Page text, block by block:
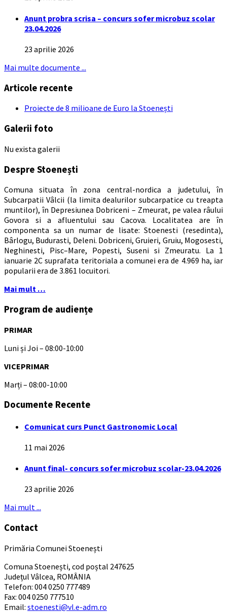
Anunt probra scrisa – concurs sofer microbuz scolar
23.04.2026
23 aprilie 2026
Mai multe documente ...
Articole recente
Proiecte de 8 milioane de Euro la Stoenești
Galerii foto
Nu exista galerii
Despre Stoenești
Comuna situata în zona central-nordica a judetului, în
Subcarpatii Vâlcii (la limita dealurilor subcarpatice cu treapta
muntilor), în Depresiunea Dobriceni – Zmeurat, pe valea râului
Govora si a afluentului sau Cacova. Localitatea are în
componenta sa un numar de lisate: Stoenesti (resedinta),
Bârlogu, Budurasti, Deleni. Dobriceni, Gruieri, Gruiu, Mogosesti,
Neghinesti, Pisc–Mare, Popesti, Suseni si Zmeuratu. La 1
ianuarie 2C suprafata teritoriala a comunei era de 4.969 ha, iar
popularii era de 3.861 locuitori.
Mai mult …
Program de audiențe
PRIMAR
Luni și Joi – 08:00-10:00
VICEPRIMAR
Marți – 08:00-10:00
Documente Recente
Comunicat curs Punct Gastronomic Local
11 mai 2026
Anunt final- concurs sofer microbuz scolar-23.04.2026
23 aprilie 2026
Mai mult ...
Contact
Primăria Comunei Stoenești
Comuna Stoenești, cod poștal 247625
Județul Vâlcea, ROMÂNIA
Telefon: 004 0250 777489
Fax: 004 0250 777510
Email: stoenesti@vl.e-adm.ro